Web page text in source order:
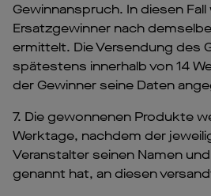
Gewinnanspruch. In diesen Fall
Ersatzgewinner nach
ermittelt. Die Versendung des
spätestens innerhalb von 14
der Gewinner seine Daten
7. Die gewonnenen Produkte
Werktage, nachdem der
Veranstalter seinen Namen
genannt hat, an diesen